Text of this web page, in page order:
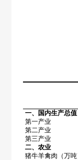
一、国内生产总值
第一产业
第二产业
第三产业
二、农业
猪牛羊禽肉（万吨